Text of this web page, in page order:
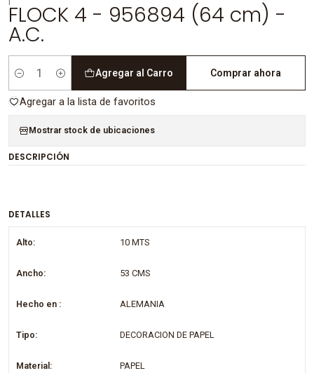
FLOCK 4 - 956894 (64 cm) -
A.C.
Cantidad
Agregar al Carro Comprar ahora
Agregar a la lista de favoritos
Mostrar stock de ubicaciones
DESCRIPCIÓN
DETALLES
Alto: 10 MTS
Ancho: 53 CMS
Hecho en : ALEMANIA
Tipo: DECORACION DE PAPEL
Material: PAPEL